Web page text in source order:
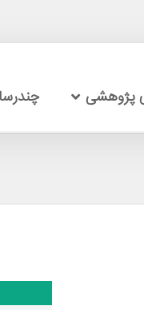
پژوهشی